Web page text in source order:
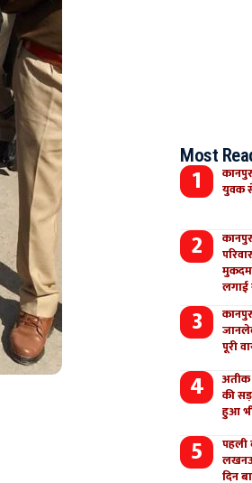
Most
युवक
लगाई
पूरी
की
हुआ
पहली
लखनऊ
दिन